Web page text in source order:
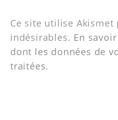
Ce site utilise
indésirables. En
dont les données de
traitées.